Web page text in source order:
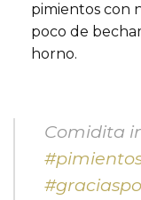
pimientos con
poco de
horno.
Comidita